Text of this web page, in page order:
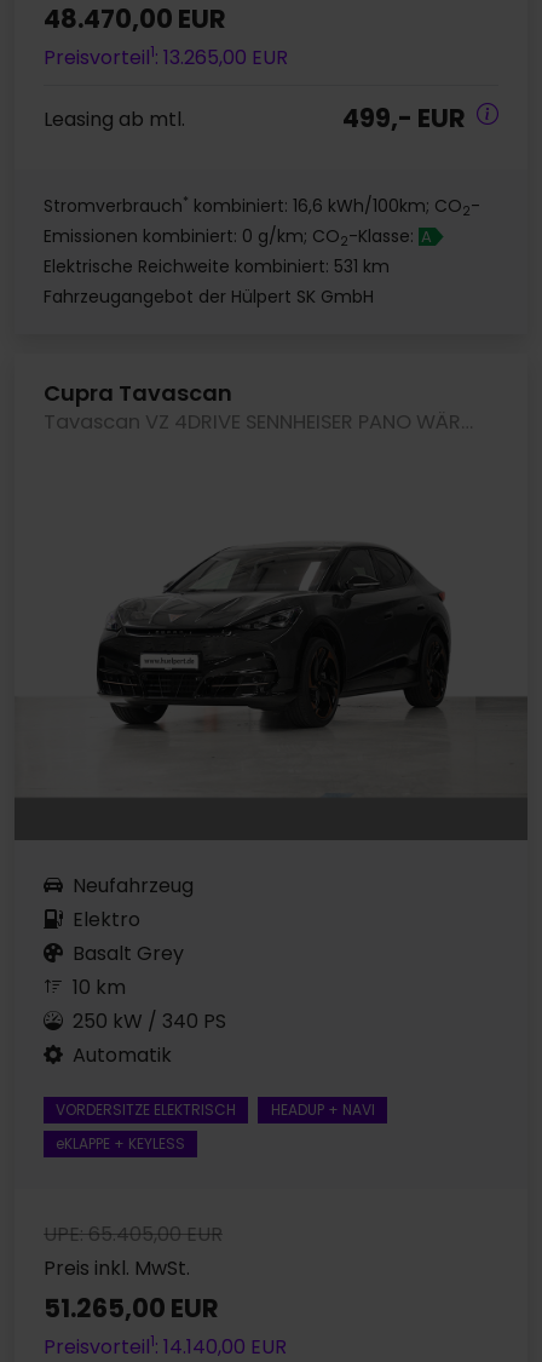
48.470,00 EUR
Preisvorteil1: 13.265,00 EUR
Leasing ab mtl. 499,- EUR
Stromverbrauch* kombiniert: 16,6 kWh/100km; CO2-
Emissionen kombiniert: 0 g/km; CO2-Klasse: A
Elektrische Reichweite kombiniert: 531 km
Fahrzeugangebot der Hülpert SK GmbH
Cupra Tavascan
Tavascan VZ 4DRIVE SENNHEISER PANO WÄRMEPUMPE
Neufahrzeug
Elektro
Basalt Grey
10 km
250 kW / 340 PS
Automatik
VORDERSITZE ELEKTRISCH
HEADUP + NAVI
eKLAPPE + KEYLESS
UPE: 65.405,00 EUR
Preis inkl. MwSt.
51.265,00 EUR
Preisvorteil1: 14.140,00 EUR